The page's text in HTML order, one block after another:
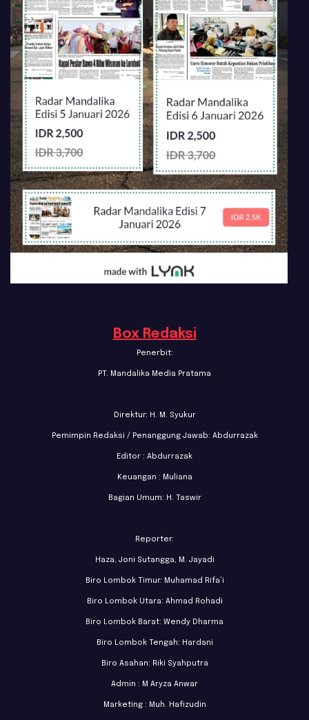
Box Redaksi
Penerbit:
PT. Mandalika Media Pratama
Direktur: H. M. Syukur
Pemimpin Redaksi / Penanggung Jawab: Abdurrazak
Editor : Abdurrazak
Keuangan : Muliana
Bagian Umum: H. Taswir
Reporter:
Haza, Joni Sutangga, M. Jayadi
Biro Lombok Timur: Muhamad Rifa’i
Biro Lombok Utara: Ahmad Rohadi
Biro Lombok Barat: Wendy Dharma
Biro Lombok Tengah: Hardani
Biro Asahan: Riki Syahputra
Admin : M Aryza Anwar
Marketing : Muh. Hafizudin